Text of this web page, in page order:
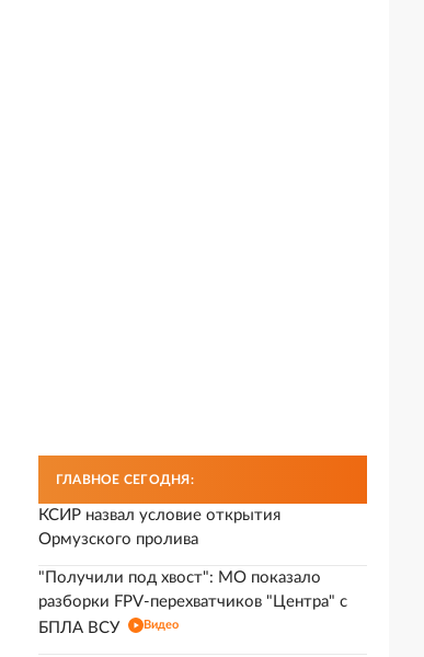
ГЛАВНОЕ СЕГОДНЯ:
КСИР назвал условие открытия
Ормузского пролива
"Получили под хвост": МО показало
разборки FPV-перехватчиков "Центра" с
БПЛА ВСУ
Видео